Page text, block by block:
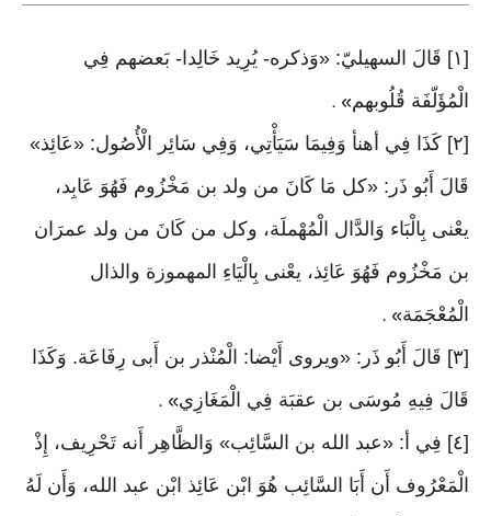
[١] قَالَ السهيليّ: «وَذكره- يُرِيد خَالِدا- بَعضهم فِي
الْمُؤَلّفَة قُلُوبهم» .
[٢] كَذَا فِي أهنأ وَفِيمَا سَيَأْتِي، وَفِي سَائِر الْأُصُول: «عَائِذ»
قَالَ أَبُو ذَر: «كل مَا كَانَ من ولد بن مَخْزُوم فَهُوَ عَابِد،
يعْنى بِالْبَاء وَالدَّال الْمُهْملَة، وكل من كَانَ من ولد عمرَان
بن مَخْزُوم فَهُوَ عَائِذ، يعْنى بِالْيَاءِ المهموزة والذال
الْمُعْجَمَة» .
[٣] قَالَ أَبُو ذَر: «ويروى أَيْضا: الْمُنْذر بن أَبى رِفَاعَة. وَكَذَا
قَالَ فِيهِ مُوسَى بن عقبَة فِي الْمَغَازِي» .
[٤] فِي أ: «عبد الله بن السَّائِب» وَالظَّاهِر أَنه تَحْرِيف، إِذْ
الْمَعْرُوف أَن أَبَا السَّائِب هُوَ ابْن عَائِذ ابْن عبد الله، وَأَن لَهُ